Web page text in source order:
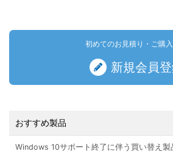
初めてのお見積り・ご購
新規会員
おすすめ製品
Windows 10サポート終了に伴う買い替え製